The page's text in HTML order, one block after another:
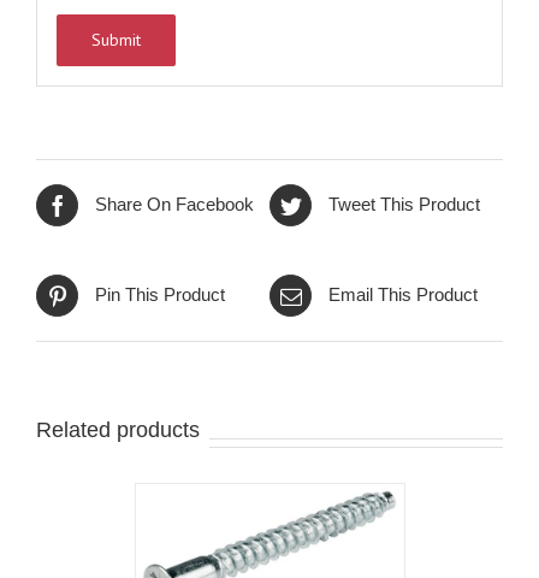
Share On Facebook Tweet This Product
Pin This Product Email This Product
Related products